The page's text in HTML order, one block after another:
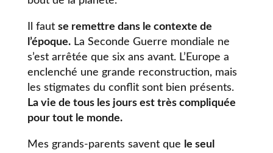
Il faut se remettre dans le contexte de
l’époque.La Seconde Guerre mondiale ne
s’est arrêtée que six ans avant. L’Europe a
enclenché une grande reconstruction, mais
les stigmates du conflit sont bien présents.
La vie de tous les jours est très compliquée
pour tout le monde.
Mes grands-parents savent que le seul